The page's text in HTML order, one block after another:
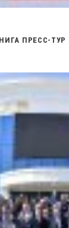
ПРЕСС-